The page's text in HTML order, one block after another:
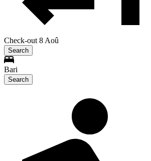
Check-out 8 Aoû
Search
Bari
Search